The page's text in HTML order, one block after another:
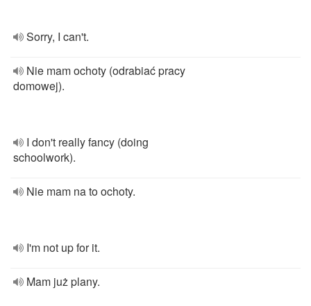
Sorry, I can't.
Nie mam ochoty (odrabiać pracy
domowej).
I don't really fancy (doing
schoolwork).
Nie mam na to ochoty.
I'm not up for it.
Mam już plany.